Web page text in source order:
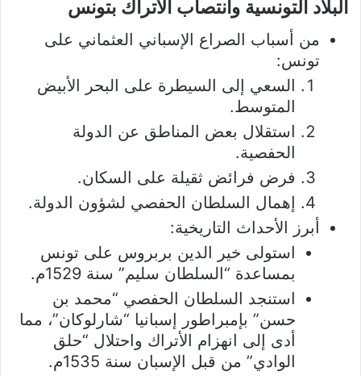
البلاد التونسية وانتصاب الأتراك بتونس
من أسباب الصراع الإسباني العثماني على
تونس:
السعي إلى السيطرة على البحر الأبيض
المتوسط.
استقلال بعض المناطق عن الدولة
الحفصية.
فرض فرائض ثقيلة على السكان.
إهمال السلطان الحفصي لشؤون الدولة.
أبرز الأحداث التاريخية:
استولى خير الدين بربروس على تونس
بمساعدة “السلطان سليم” سنة 1529م.
استنجد السلطان الحفصي “محمد بن
حسن” بإمبراطور إسبانيا “شارلوكان”، مما
أدى إلى انهزام الأتراك واحتلال “حلق
الوادي” من قبل الإسبان سنة 1535م.